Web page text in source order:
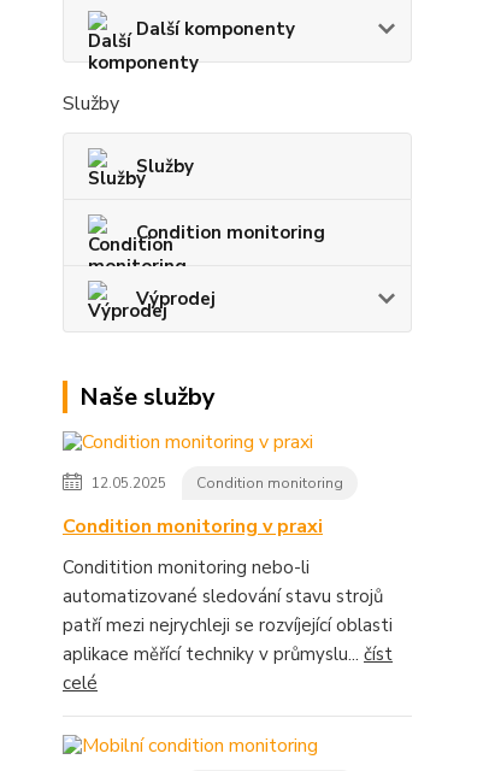
Další komponenty
Služby
Služby
Condition monitoring
Výprodej
Naše služby
12.05.2025 Condition monitoring
Condition monitoring v praxi
Conditition monitoring nebo-li
automatizované sledování stavu strojů
patří mezi nejrychleji se rozvíjející oblasti
aplikace měřící techniky v průmyslu... číst
celé